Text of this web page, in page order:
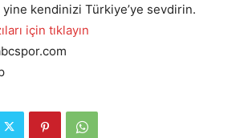
kendinizi Türkiye’ye sevdirin.
için tıklayın